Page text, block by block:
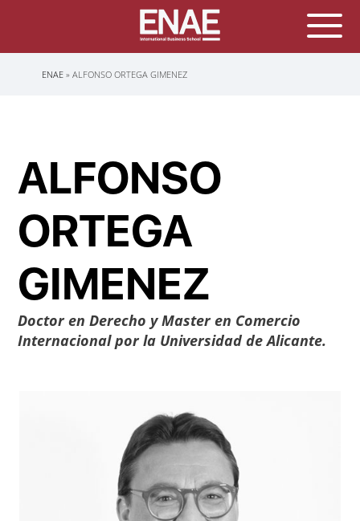
Sobrescribir
ENAE ALFONSO ORTEGA GIMENEZ
ALFONSO
ORTEGA
GIMENEZ
Doctor en Derecho y Master en Comercio
Internacional por la Universidad de Alicante.